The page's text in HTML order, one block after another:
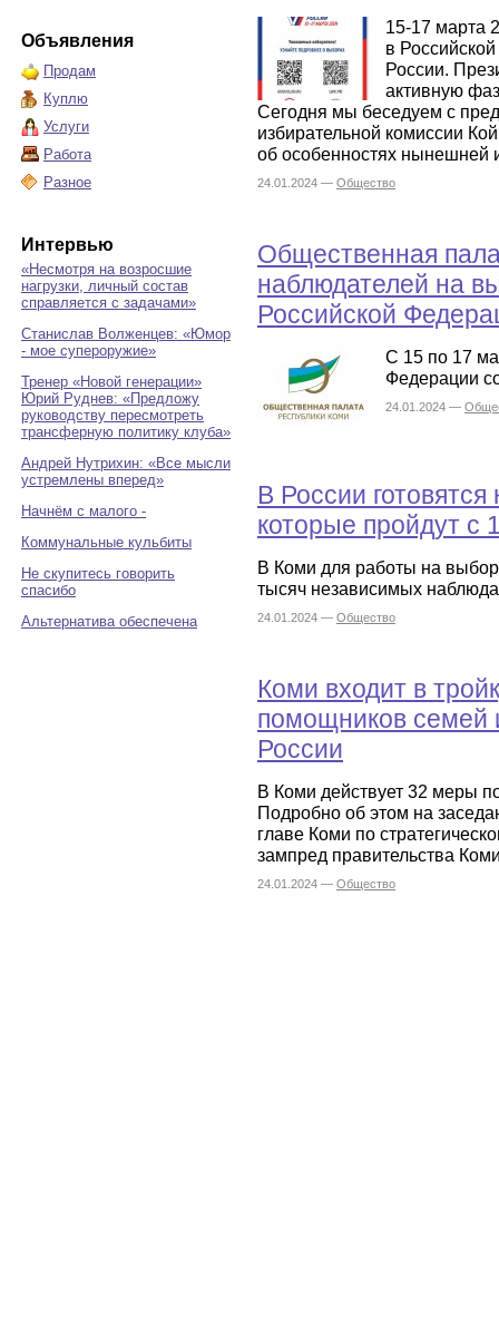
Объявления
Продам
Куплю
Услуги
Работа
Разное
Интервью
«Несмотря на возросшие
нагрузки, личный состав
справляется с задачами»
Станислав Волженцев: «Юмор
- мое супероружие»
Тренер «Новой генерации»
Юрий Руднев: «Предложу
руководству пересмотреть
трансферную политику клуба»
Андрей Нутрихин: «Все мысли
устремлены вперед»
Начнём с малого -
Коммунальные кульбиты
Не скупитесь говорить
спасибо
Альтернатива обеспечена
15-17 марта
в
России.
активную
Сегодня мы беседуем с
избирательной комиссии
об особенностях нынешней
24.01.2024 — Общество
Общественная
наблюдателей на
Российской
С 15 по 17
Федерации
24.01.2024 —
В России
которые пройдут с
В Коми для работы на
тысяч независимых
24.01.2024 — Общество
Коми входит в
помощников семей
России
В Коми действует 32 меры
Подробно об этом на
главе Коми по
зампред правительства
24.01.2024 — Общество